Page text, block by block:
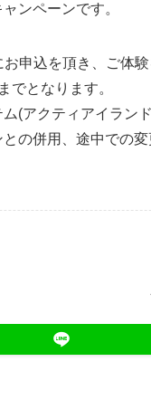
ンペーンです。
申込を頂き、ご体験
でとなります。
(アクティアイラン
の併用、途中での変